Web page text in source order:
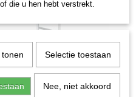
die u hen hebt verstrekt.
Selectie toestaan
Nee, niet akkoord